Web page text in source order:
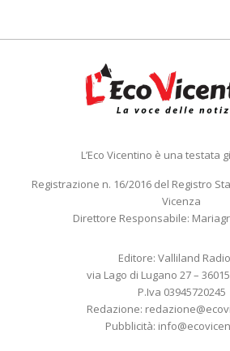
L’Eco Vicentino è una testata
Registrazione n. 16/2016 del Registro
Vicenza
Direttore Responsabile:
Editore: Valliland
via Lago di Lugano 27 –
P.Iva 03945720245
Redazione:
Pubblicità: